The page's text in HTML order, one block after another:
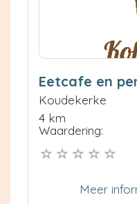
Eetcafe en
Koudekerke
4 km
Waardering:
Meer